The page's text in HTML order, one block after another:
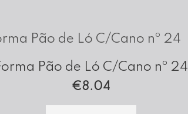
Pão de Ló C/Cano nº 24
€8.04